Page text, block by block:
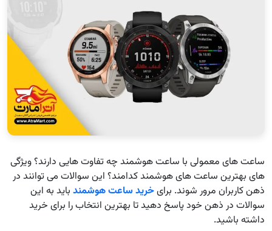
ساعت های معمولی با ساعت هوشمند چه تفاوت هایی دارند؟ ویژگی
های بهترین ساعت های هوشمند کدامند؟ این سوالات می توانند در
ذهن کاربران مرور شوند. برایخرید ساعت هوشمند باید به این
سوالات در ذهن خود پاسخ دهید تا بهترین انتخاب را برای خرید
داشته باشید.